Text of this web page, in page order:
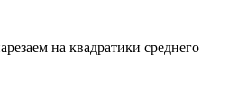
на квадратики среднего